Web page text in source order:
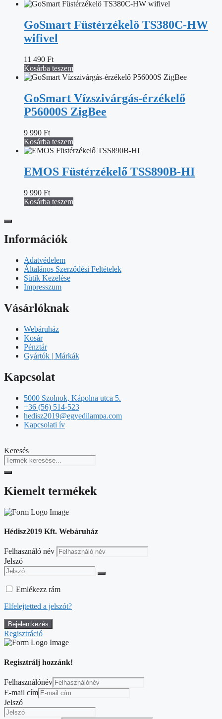
GoSmart Füstérzékelö TS380C-HW
wifivel
11 490 Ft
Kosárba teszem
GoSmart Vízszivárgás-érzékelő
P56000S ZigBee
9 990 Ft
Kosárba teszem
EMOS Füstérzékelő TSS890B-HI
9 990 Ft
Kosárba teszem
Információk
Adatvédelem
Általános Szerződési Feltételek
Sütik Kezelése
Impresszum
Vásárlóknak
Webáruház
Kosár
Pénztár
Gyártók | Márkák
Kapcsolat
5000 Szolnok, Kápolna utca 5.
+36 (56) 514-523
hedisz2019@egyedilampa.com
Kapcsolati ív
Keresés
Kiemelt termékek
Hédisz2019 Kft. Webáruház
Felhasználó név
Jelszó
Emlékezz rám
Elfelejtetted a jelszót?
Regisztráció
Regisztrálj hozzánk!
Felhasználónév
E-mail cím
Jelszó